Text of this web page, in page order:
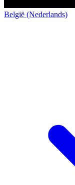
België (Nederlands)